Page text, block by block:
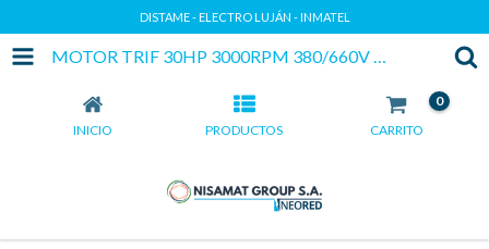
DISTAME - ELECTRO LUJÁN - INMATEL
MOTOR TRIF 30HP 3000RPM 380/660V 2P B3
INICIO PRODUCTOS CARRITO
0